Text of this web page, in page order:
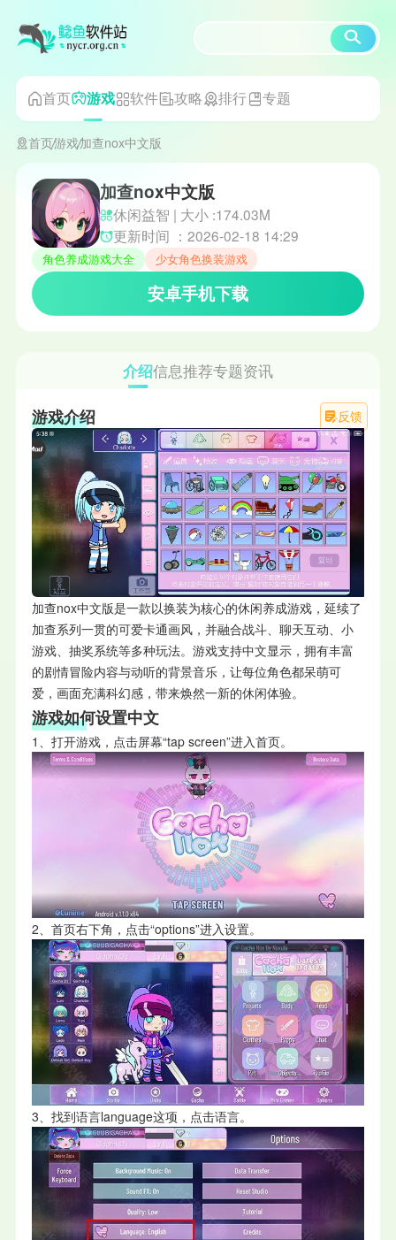
首页 游戏 软件 攻略 排行 专题
首页游戏加查nox中文版
加查nox中文版
休闲益智 | 大小 :174.03M
更新时间 ：2026-02-18 14:29
角色养成游戏大全 少女角色换装游戏
安卓手机下载
介绍信息推荐专题资讯
反馈
游戏介绍
加查nox中文版是一款以换装为核心的休闲养成游戏，延续了
加查系列一贯的可爱卡通画风，并融合战斗、聊天互动、小
游戏、抽奖系统等多种玩法。游戏支持中文显示，拥有丰富
的剧情冒险内容与动听的背景音乐，让每位角色都呆萌可
爱，画面充满科幻感，带来焕然一新的休闲体验。
游戏如何设置中文
1、打开游戏，点击屏幕“tap screen”进入首页。
2、首页右下角，点击“options”进入设置。
3、找到语言language这项，点击语言。